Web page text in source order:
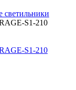
светильники
S1-210